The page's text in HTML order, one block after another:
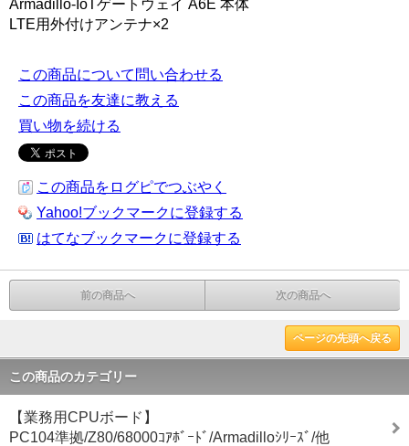
Armadillo-IoTゲートウェイ A6E 本体
LTE用外付けアンテナ×2
この商品について問い合わせる
この商品を友達に教える
買い物を続ける
この商品をログピでつぶやく
Yahoo!ブックマークに登録する
はてなブックマークに登録する
前の商品へ 次の商品へ
ページの先頭へ戻る
この商品のカテゴリー
【業務用CPUボード】
PC104準拠/Z80/68000ｺｱﾎﾞｰﾄﾞ/Armadilloｼﾘｰｽﾞ/他